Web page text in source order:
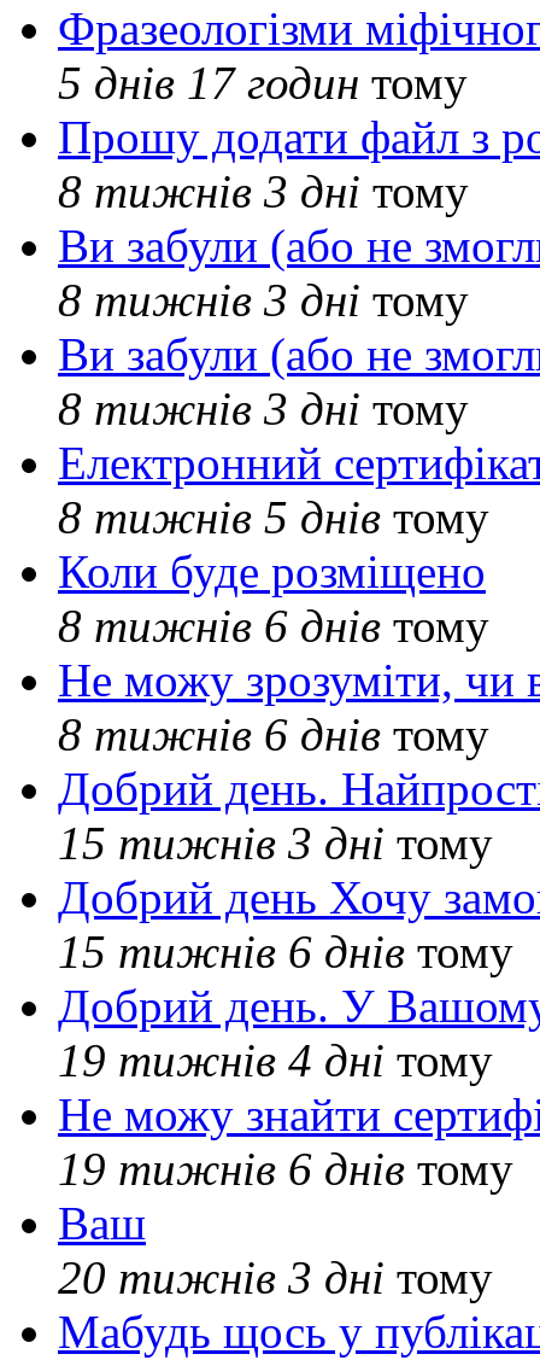
Фразеологізми
5 днів 17 годин тому
Прошу додати файл з
8 тижнів 3 дні тому
Ви забули (або не
8 тижнів 3 дні тому
Ви забули (або не
8 тижнів 3 дні тому
Електронний
8 тижнів 5 днів тому
Коли буде розміщено
8 тижнів 6 днів тому
Не можу зрозуміти, чи
8 тижнів 6 днів тому
Добрий день.
15 тижнів 3 дні тому
Добрий день Хочу
15 тижнів 6 днів тому
Добрий день. У Вашому
19 тижнів 4 дні тому
Не можу знайти
19 тижнів 6 днів тому
Ваш
20 тижнів 3 дні тому
Мабудь щось у